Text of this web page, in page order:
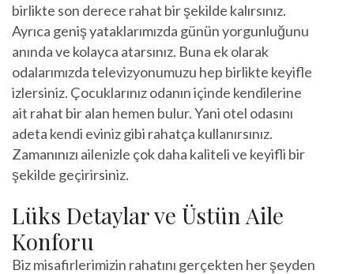
birlikte son derece rahat bir şekilde kalırsınız.
Ayrıca geniş yataklarımızda günün yorgunluğunu
anında ve kolayca atarsınız. Buna ek olarak
odalarımızda televizyonumuzu hep birlikte keyifle
izlersiniz. Çocuklarınız odanın içinde kendilerine
ait rahat bir alan hemen bulur. Yani otel odasını
adeta kendi eviniz gibi rahatça kullanırsınız.
Zamanınızı ailenizle çok daha kaliteli ve keyifli bir
şekilde geçirirsiniz.
Lüks Detaylar ve Üstün Aile
Konforu
Biz misafirlerimizin rahatını gerçekten her şeyden